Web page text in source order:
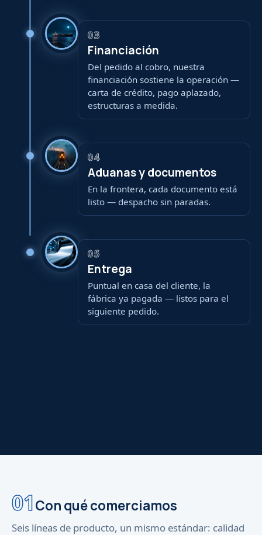
03
Financiación
Del pedido al cobro, nuestra
financiación sostiene la operación —
carta de crédito, pago aplazado,
estructuras a medida.
04
Aduanas y documentos
En la frontera, cada documento está
listo — despacho sin paradas.
05
Entrega
Puntual en casa del cliente, la
fábrica ya pagada — listos para el
siguiente pedido.
01Con qué comerciamos
Seis líneas de producto, un mismo estándar: calidad